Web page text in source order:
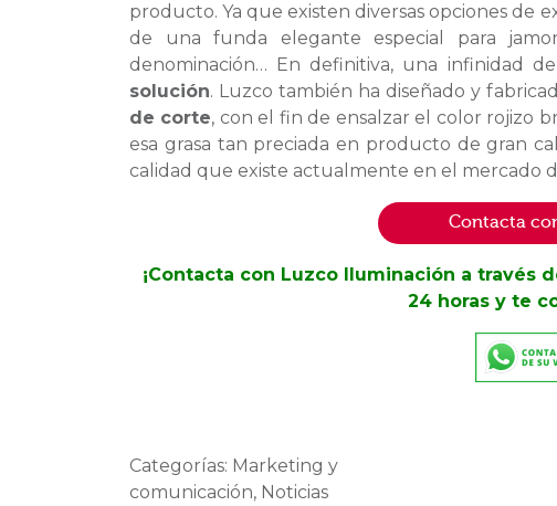
producto. Ya que existen diversas opciones de
de una funda elegante especial para
denominación… En definitiva, una infinidad
solución. Luzco también ha diseñado y
de corte, con el fin de ensalzar el color rojizo
esa grasa tan preciada en producto de gran
calidad que existe actualmente en el mercado
Contacta
¡Contacta con Luzco Iluminación a través
24 horas y te
Categorías: Marketing y
comunicación, Noticias